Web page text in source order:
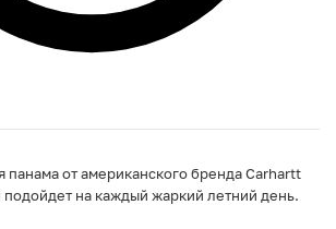
панама от американского бренда Carhartt
подойдет на каждый жаркий летний день.